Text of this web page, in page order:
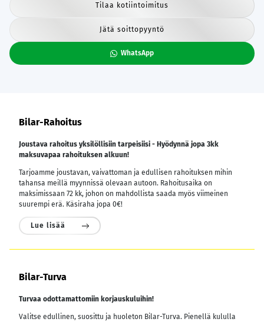
Tilaa kotiintoimitus
Jätä soittopyyntö
WhatsApp
Bilar-Rahoitus
Joustava rahoitus yksilöllisiin tarpeisiisi - Hyödynnä jopa 3kk
maksuvapaa rahoituksen alkuun!
Tarjoamme joustavan, vaivattoman ja edullisen rahoituksen mihin
tahansa meillä myynnissä olevaan autoon. Rahoitusaika on
maksimissaan 72 kk, johon on mahdollista saada myös viimeinen
suurempi erä. Käsiraha jopa 0€!
Lue lisää
Bilar-Turva
Turvaa odottamattomiin korjauskuluihin!
Valitse edullinen, suosittu ja huoleton Bilar-Turva. Pienellä kululla